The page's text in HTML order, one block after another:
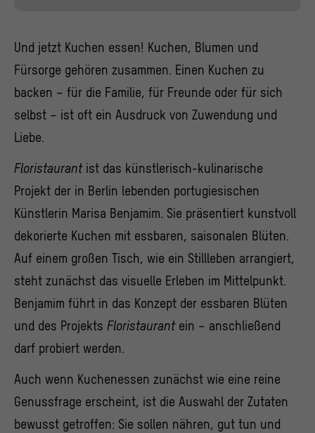
Und jetzt Kuchen essen! Kuchen, Blumen und
Fürsorge gehören zusammen. Einen Kuchen zu
backen – für die Familie, für Freunde oder für sich
selbst – ist oft ein Ausdruck von Zuwendung und
Liebe.
Floristaurant ist das künstlerisch-kulinarische
Projekt der in Berlin lebenden portugiesischen
Künstlerin Marisa Benjamim. Sie präsentiert kunstvoll
dekorierte Kuchen mit essbaren, saisonalen Blüten.
Auf einem großen Tisch, wie ein Stillleben arrangiert,
steht zunächst das visuelle Erleben im Mittelpunkt.
Benjamim führt in das Konzept der essbaren Blüten
und des Projekts Floristaurantein – anschließend
darf probiert werden.
Auch wenn Kuchenessen zunächst wie eine reine
Genussfrage erscheint, ist die Auswahl der Zutaten
bewusst getroffen: Sie sollen nähren, gut tun und